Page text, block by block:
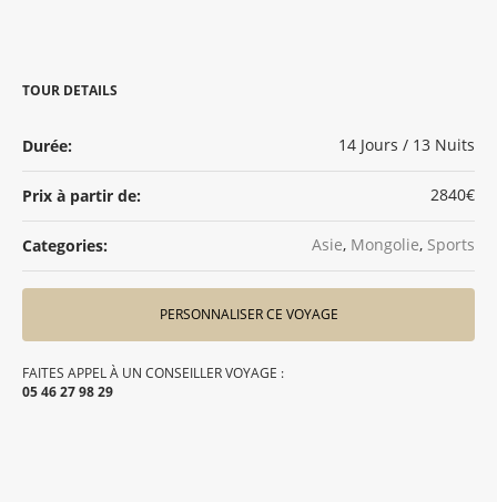
TOUR DETAILS
Durée: 14 Jours / 13 Nuits
Prix à partir de: 2840€
Categories: Asie, Mongolie, Sports
PERSONNALISER CE VOYAGE
FAITES APPEL À UN CONSEILLER VOYAGE :
05 46 27 98 29